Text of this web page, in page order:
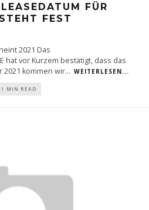
FÜR
FEST
2021 Das
hat vor Kurzem bestätigt, dass das
2021 kommen wir... WEITERLESEN...
1 MIN READ